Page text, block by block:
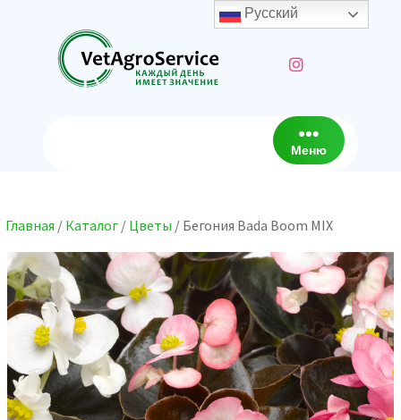
содержимому
Меню
Главная / Каталог / Цветы / Бегония Bada Boom MIX
Русский